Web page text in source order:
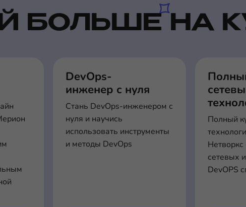
БОЛЬШЕ НА
DevOps-
инженер с нуля
Стань DevOps-инженером с
нуля и научись
использовать инструменты
и методы DevOps
Полный
сетевых
DevOPS